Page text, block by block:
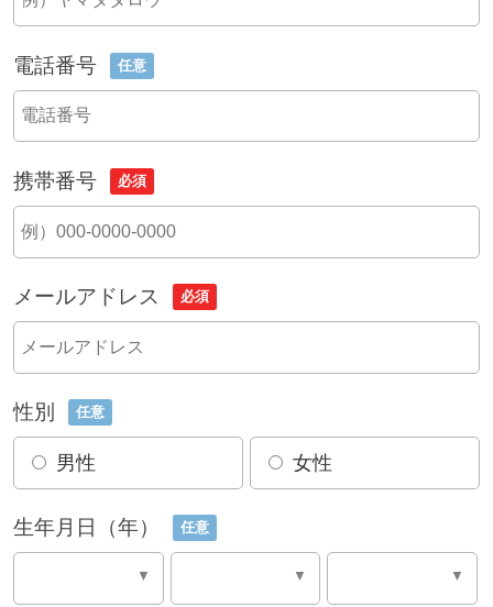
電話番号 任意
携帯番号 必須
メールアドレス 必須
性別 任意
男性 女性
生年月日（年） 任意